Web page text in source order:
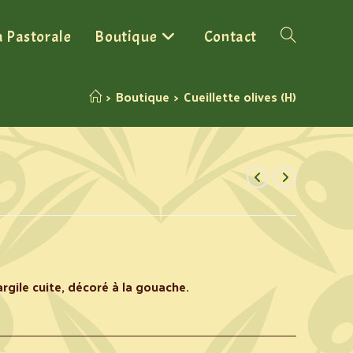
Pastorale Boutique Contact
> Boutique > Cueillette olives (H)
cuite, décoré à la gouache.